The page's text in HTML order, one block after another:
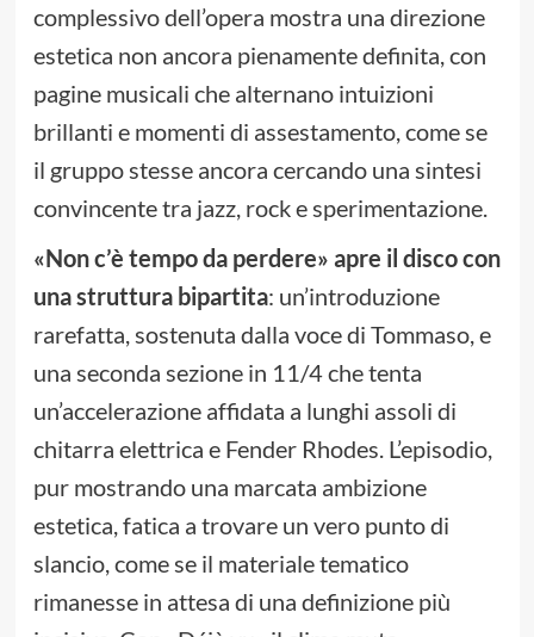
complessivo dell’opera mostra una direzione
estetica non ancora pienamente definita, con
pagine musicali che alternano intuizioni
brillanti e momenti di assestamento, come se
il gruppo stesse ancora cercando una sintesi
convincente tra jazz, rock e sperimentazione.
«Non c’è tempo da perdere» apre il disco con
una struttura bipartita: un’introduzione
rarefatta, sostenuta dalla voce di Tommaso, e
una seconda sezione in 11/4 che tenta
un’accelerazione affidata a lunghi assoli di
chitarra elettrica e Fender Rhodes. L’episodio,
pur mostrando una marcata ambizione
estetica, fatica a trovare un vero punto di
slancio, come se il materiale tematico
rimanesse in attesa di una definizione più